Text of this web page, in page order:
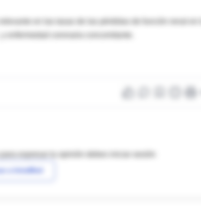
en las tasas de las pérdidas de función renal en
enfermedad coronaria concomitante.
expresar tu opinión debes iniciar sesión
a IntraMed